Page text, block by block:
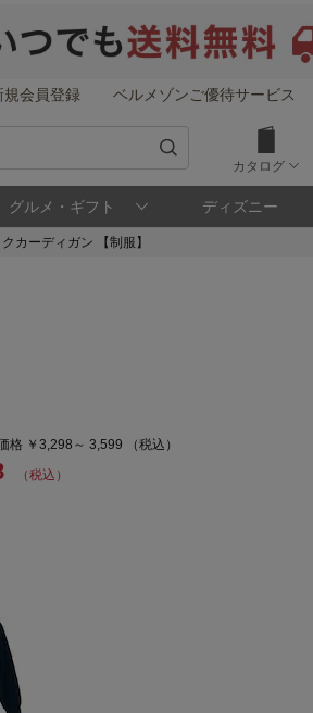
規会員登録 ベルメゾンご優待サービス
カタログ
グルメ・ギフト ディズニー
カーディガン 【制服】
￥3,298～ 3,599 （税込）
（税込）